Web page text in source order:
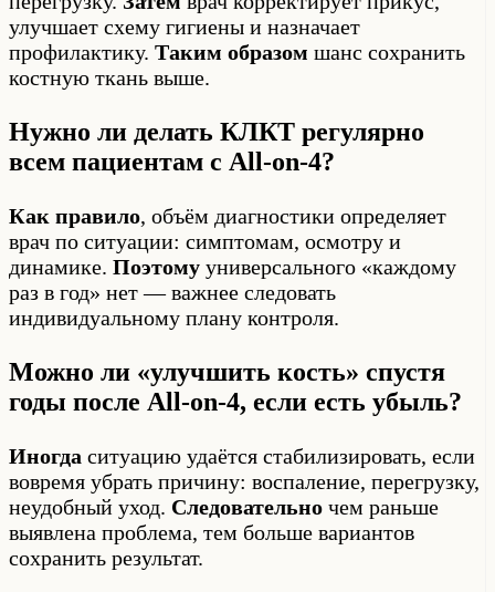
улучшает схему гигиены и назначает
профилактику. Таким образом шанс сохранить
костную ткань выше.
Нужно ли делать КЛКТ регулярно
всем пациентам с All-on-4?
Как правило, объём диагностики определяет
врач по ситуации: симптомам, осмотру и
динамике. Поэтому универсального «каждому
раз в год» нет — важнее следовать
индивидуальному плану контроля.
Можно ли «улучшить кость» спустя
годы после All-on-4, если есть убыль?
Иногда ситуацию удаётся стабилизировать, если
вовремя убрать причину: воспаление, перегрузку,
неудобный уход. Следовательно чем раньше
выявлена проблема, тем больше вариантов
сохранить результат.